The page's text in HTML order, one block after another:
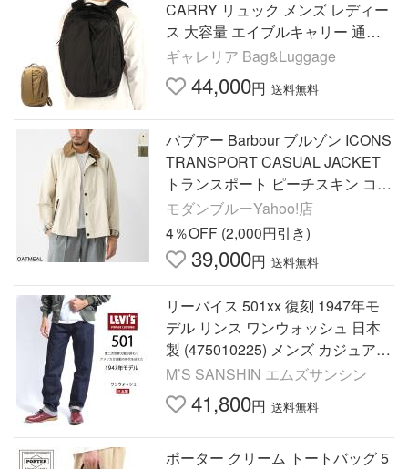
CARRY リュック メンズ レディー
ス 大容量 エイブルキャリー 通学
通勤 バックパック 大きめ B4 26L
17inch MAX EDC
ギャレリア Bag&Luggage
44,000円 送料無料
バブアー Barbour ブルゾン ICONS
TRANSPORT CASUAL JACKET
トランスポート ピーチスキン コッ
トン ショートレングスブルゾン カ
ジュアルジャケット メンズ
モダンブルーYahoo!店
4％OFF (2,000円引き)
39,000円 送料無料
リーバイス 501xx 復刻 1947年モ
デル リンス ワンウォッシュ 日本
製 (475010225) メンズ カジュアル
ブランド LEVI'S
M’S SANSHIN エムズサンシン
41,800円 送料無料
ポーター クリーム トートバッグ 5